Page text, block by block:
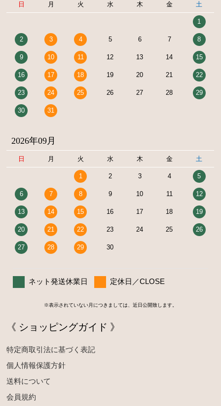
日 月 火 水 木 金 土
1
2 3 4 5 6 7 8
9 10 11 12 13 14 15
16 17 18 19 20 21 22
23 24 25 26 27 28 29
30 31
2026年09月
日 月 火 水 木 金 土
1 2 3 4 5
6 7 8 9 10 11 12
13 14 15 16 17 18 19
20 21 22 23 24 25 26
27 28 29 30
ネット発送休業日 定休日／CLOSE
※表示されていない月につきましては、近日公開致します。
《 ショッピングガイド 》
特定商取引法に基づく表記
個人情報保護方針
送料について
会員規約